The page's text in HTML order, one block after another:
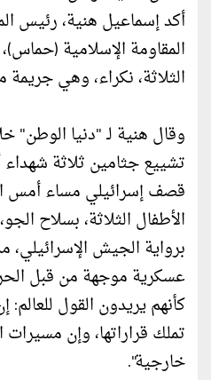
أكد إسماعيل هنية، رئيس
المقاومة الإسلامية
الثلاثة، نكراء، وهي جريمة
وقال هنية لـ "دنيا
تشييع جثامين ثلاثة
قصف إسرائيلي مساء أمس
الأطفال الثلاثة، بسلاح
برواية الجيش
عسكرية موجهة من قبل
كأنهم يريدون القول
تملك قراراتها، وإن
خارجية".